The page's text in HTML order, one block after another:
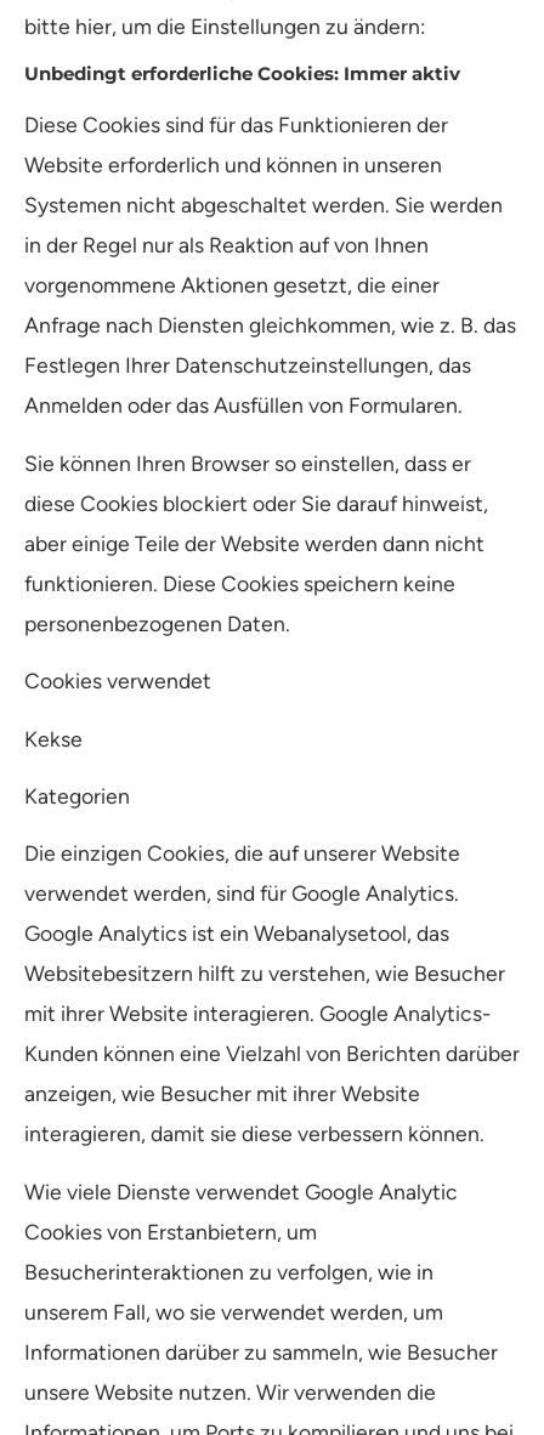
bitte hier, um die Einstellungen zu ändern:
Unbedingt erforderliche Cookies: Immer aktiv
Diese Cookies sind für das Funktionieren der
Website erforderlich und können in unseren
Systemen nicht abgeschaltet werden. Sie werden
in der Regel nur als Reaktion auf von Ihnen
vorgenommene Aktionen gesetzt, die einer
Anfrage nach Diensten gleichkommen, wie z. B. das
Festlegen Ihrer Datenschutzeinstellungen, das
Anmelden oder das Ausfüllen von Formularen.
Sie können Ihren Browser so einstellen, dass er
diese Cookies blockiert oder Sie darauf hinweist,
aber einige Teile der Website werden dann nicht
funktionieren. Diese Cookies speichern keine
personenbezogenen Daten.
Cookies verwendet
Kekse
Kategorien
Die einzigen Cookies, die auf unserer Website
verwendet werden, sind für Google Analytics.
Google Analytics ist ein Webanalysetool, das
Websitebesitzern hilft zu verstehen, wie Besucher
mit ihrer Website interagieren. Google Analytics-
Kunden können eine Vielzahl von Berichten darüber
anzeigen, wie Besucher mit ihrer Website
interagieren, damit sie diese verbessern können.
Wie viele Dienste verwendet Google Analytic
Cookies von Erstanbietern, um
Besucherinteraktionen zu verfolgen, wie in
unserem Fall, wo sie verwendet werden, um
Informationen darüber zu sammeln, wie Besucher
unsere Website nutzen. Wir verwenden die